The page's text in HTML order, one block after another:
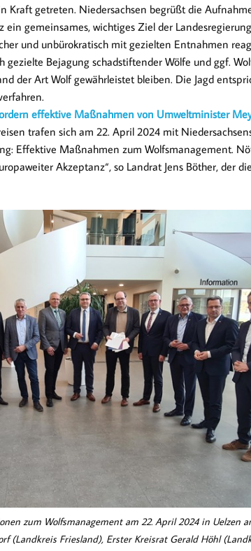
Kraft getreten. Niedersachsen begrüßt die
ein gemeinsames, wichtiges Ziel der
und unbürokratisch mit gezielten Entnahmen
gezielte Bejagung schadstiftender Wölfe und ggf.
der Art Wolf gewährleistet bleiben. Die Jagd
effektive Maßnahmen von Umweltminister
trafen sich am 22. April 2024 mit
Effektive Maßnahmen zum Wolfsmanagement.
Akzeptanz“, so Landrat Jens Böther, der
zum Wolfsmanagement am 22. April 2024 in Uelzen
(Landkreis Friesland), Erster Kreisrat Gerald Höhl